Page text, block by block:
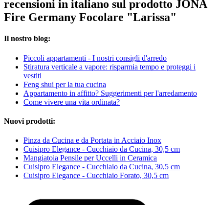
recensioni in italiano sul prodotto JONA
Fire Germany Focolare "Larissa"
Il nostro blog:
Piccoli appartamenti - I nostri consigli d'arredo
Stiratura verticale a vapore: risparmia tempo e proteggi i
vestiti
Feng shui per la tua cucina
Appartamento in affitto? Suggerimenti per l'arredamento
Come vivere una vita ordinata?
Nuovi prodotti:
Pinza da Cucina e da Portata in Acciaio Inox
Cuisipro Elegance - Cucchiaio da Cucina, 30,5 cm
Mangiatoia Pensile per Uccelli in Ceramica
Cuisipro Elegance - Cucchiaio da Cucina, 30,5 cm
Cuisipro Elegance - Cucchiaio Forato, 30,5 cm